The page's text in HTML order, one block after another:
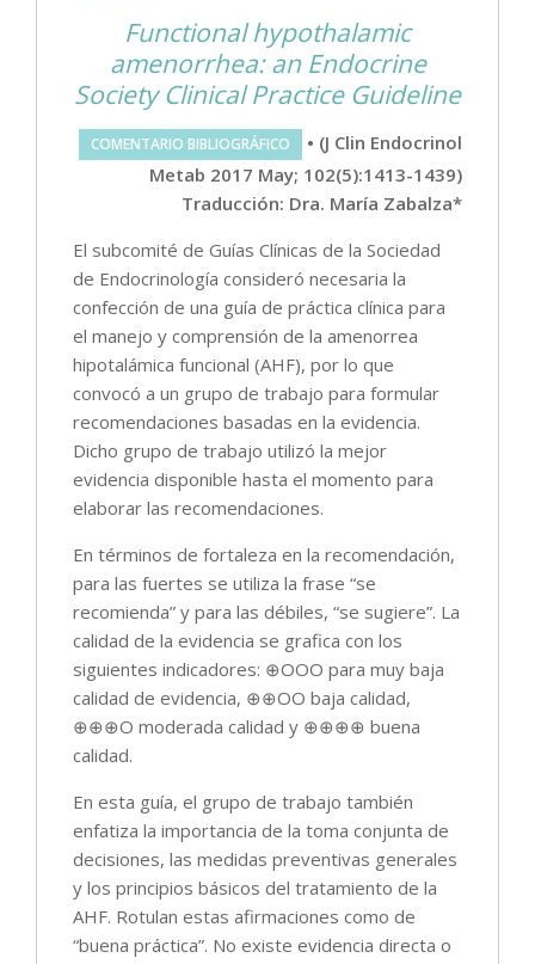
Functional hypothalamic
amenorrhea: an Endocrine
Society Clinical Practice Guideline
COMENTARIO BIBLIOGRÁFICO
• (J Clin Endocrinol
Metab 2017 May; 102(5):1413-1439)
Traducción: Dra. María Zabalza*
El subcomité de Guías Clínicas de la Sociedad
de Endocrinología consideró necesaria la
confección de una guía de práctica clínica para
el manejo y comprensión de la amenorrea
hipotalámica funcional (AHF), por lo que
convocó a un grupo de trabajo para formular
recomendaciones basadas en la evidencia.
Dicho grupo de trabajo utilizó la mejor
evidencia disponible hasta el momento para
elaborar las recomendaciones.
En términos de fortaleza en la recomendación,
para las fuertes se utiliza la frase “se
recomienda” y para las débiles, “se sugiere”. La
calidad de la evidencia se grafica con los
siguientes indicadores: ⊕OOO para muy baja
calidad de evidencia, ⊕⊕OO baja calidad,
⊕⊕⊕O moderada calidad y ⊕⊕⊕⊕ buena
calidad.
En esta guía, el grupo de trabajo también
enfatiza la importancia de la toma conjunta de
decisiones, las medidas preventivas generales
y los principios básicos del tratamiento de la
AHF. Rotulan estas afirmaciones como de
“buena práctica”. No existe evidencia directa o